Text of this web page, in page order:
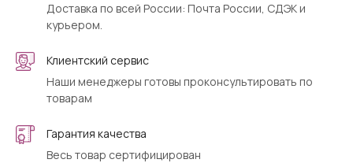
Доставка по всей России: Почта России, СДЭК и
курьером.
Клиентский сервис
Наши менеджеры готовы проконсультировать по
товарам
Гарантия качества
Весь товар сертифицирован